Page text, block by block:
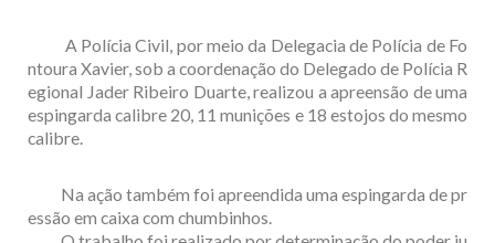
A Polícia Civil, por meio da Delegacia de Polícia de Fo
ntoura Xavier, sob a coordenação do Delegado de Polícia R
egional Jader Ribeiro Duarte, realizou a apreensão de uma
espingarda calibre 20, 11 munições e 18 estojos do mesmo
calibre.
Na ação também foi apreendida uma espingarda de pr
essão em caixa com chumbinhos.